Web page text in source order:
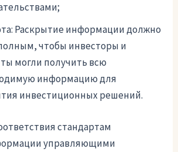
Раскрытие информации должно
чтобы инвесторы и
могли получить всю
информацию для
инвестиционных решений.
стандартам
управляющими